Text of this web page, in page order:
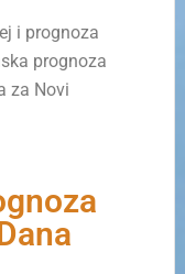
i prognoza
prognoza
za Novi